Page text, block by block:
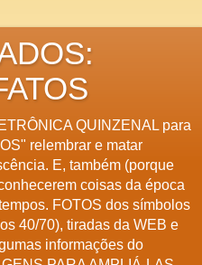
QUINZENAL para
relembrar e matar
E, também (porque
coisas da época
FOTOS dos símbolos
40/70), tiradas da WEB e
informações do